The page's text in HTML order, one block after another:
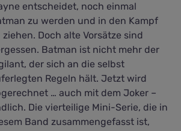
entscheidet, noch einmal
zu werden und in den Kampf
ziehen. Doch alte Vorsätze sind
Batman ist nicht mehr der
der sich an die selbst
Regeln hält. Jetzt wird
… auch mit dem Joker –
Die vierteilige Mini-Serie, die in
Band zusammengefasst ist,